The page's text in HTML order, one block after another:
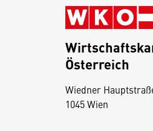
Österreich
Wiedner
1045 Wien